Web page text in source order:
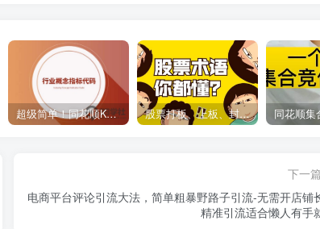
超级简单！同花顺K线界面显示行业概念指标代码图解 股票打板、上板、封板、翘板、炸板是什么意思？炒股你必须懂的暗语！
下一篇
电商平台评论引流大法，简单粗暴野路子引流-无需开店铺
精准引流适合懒人有手